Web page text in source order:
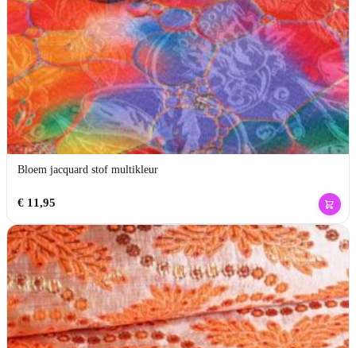
Bloem jacquard stof multikleur
€11,95